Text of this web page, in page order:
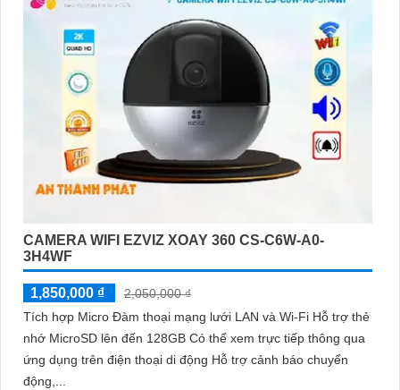
CAMERA WIFI EZVIZ XOAY 360 CS-C6W-A0-
3H4WF
1,850,000 ₫
2,050,000 ₫
Tích hợp Micro Đàm thoại mạng lưới LAN và Wi-Fi Hỗ trợ thẻ
nhớ MicroSD lên đến 128GB Có thể xem trực tiếp thông qua
ứng dụng trên điện thoại di động Hỗ trợ cảnh báo chuyển
động,...